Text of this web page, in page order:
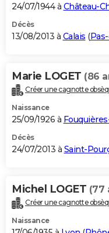
24/07/1944 à Château-
Décès
13/08/2013 à Calais (
Marie LOGET (86
Créer une cagnotte
Naissance
25/09/1926 à
Décès
24/07/2013 à Saint-
Michel LOGET (77
Créer une cagnotte
Naissance